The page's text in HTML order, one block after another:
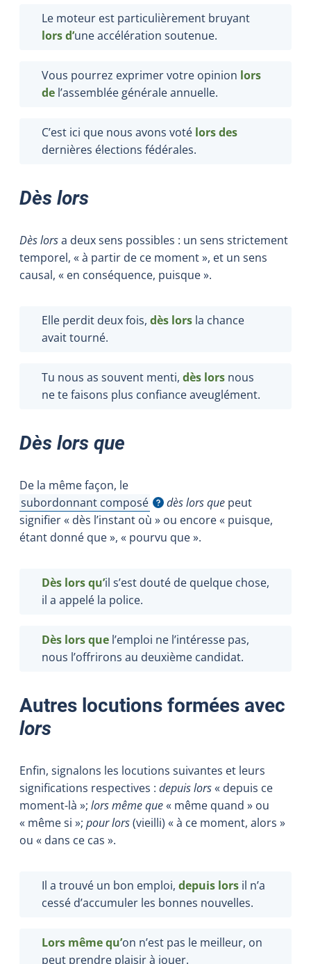
Le moteur est particulièrement bruyant
lors d’une accélération soutenue.
Vous pourrez exprimer votre opinion lors
de l’assemblée générale annuelle.
C’est ici que nous avons voté lors des
dernières élections fédérales.
Dès lors
Dès lorsa deux sens possibles : un sens strictement
temporel, « à partir de ce moment », et un sens
causal, « en conséquence, puisque ».
Elle perdit deux fois, dès lors la chance
avait tourné.
Tu nous as souvent menti, dès lors nous
ne te faisons plus confiance aveuglément.
Dès lors que
De la même façon, le
subordonnant composé
Afficher l'infobulle dès lors que peut
signifier « dès l’instant où » ou encore « puisque,
étant donné que », « pourvu que ».
Dès lors qu’il s’est douté de quelque chose,
il a appelé la police.
Dès lors que l’emploi ne l’intéresse pas,
nous l’offrirons au deuxième candidat.
Autres locutions formées avec
lors
Enfin, signalons les locutions suivantes et leurs
significations respectives : depuis lors« depuis ce
moment-là »; lors même que« même quand » ou
« même si »; pour lors(vieilli) « à ce moment, alors »
ou « dans ce cas ».
Il a trouvé un bon emploi, depuis lors il n’a
cessé d’accumuler les bonnes nouvelles.
Lors même qu’on n’est pas le meilleur, on
peut prendre plaisir à jouer.